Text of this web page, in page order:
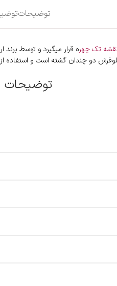
توضیحات
تک چهره قرار میگیرد و توسط
دو چندان گشته است و استفاده
توضیحات